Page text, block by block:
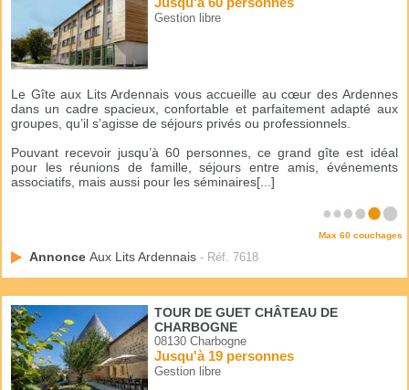
Gestion libre
Le Gîte aux Lits Ardennais vous accueille au cœur des Ardennes
dans un cadre spacieux, confortable et parfaitement adapté aux
groupes, qu’il s’agisse de séjours privés ou professionnels.
Pouvant recevoir jusqu’à 60 personnes, ce grand gîte est idéal
pour les réunions de famille, séjours entre amis, événements
associatifs, mais aussi pour les séminaires[...]
Max 60 couchages
Annonce Aux Lits Ardennais - Réf. 7618
TOUR DE GUET CHÂTEAU DE
CHARBOGNE
08130 Charbogne
Jusqu'à 19 personnes
Gestion libre